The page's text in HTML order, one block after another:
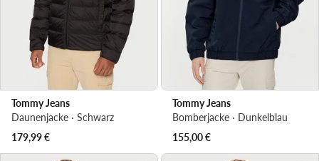
Tommy Jeans
Daunenjacke · Schwarz
179,99€
Tommy Jeans
Bomberjacke · Dunkelblau
155,00€